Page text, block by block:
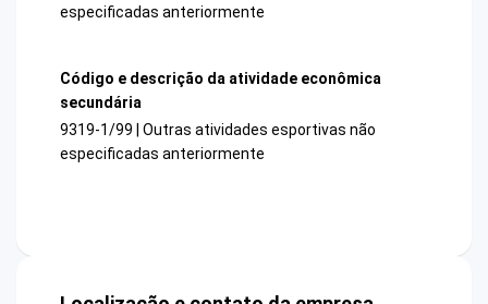
especificadas anteriormente
Código e descrição da atividade econômica
secundária
9319-1/99 | Outras atividades esportivas não
especificadas anteriormente